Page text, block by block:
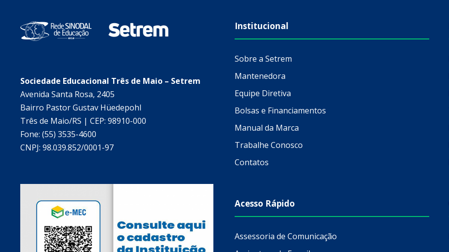
Sociedade Educacional Três de Maio – Setrem
Avenida Santa Rosa, 2405
Bairro Pastor Gustav Hüedepohl
Três de Maio/RS | CEP: 98910-000
Fone: (55) 3535-4600
CNPJ: 98.039.852/0001-97
Institucional
Sobre a Setrem
Mantenedora
Equipe Diretiva
Bolsas e Financiamentos
Manual da Marca
Trabalhe Conosco
Contatos
Acesso Rápido
Assessoria de Comunicação